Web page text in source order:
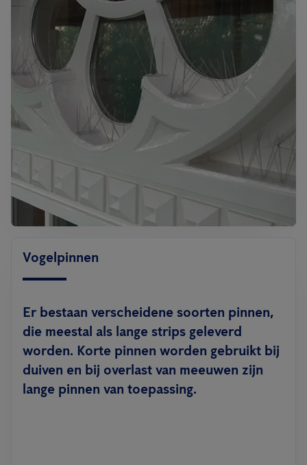
Vogelpinnen
Er bestaan verscheidene soorten pinnen,
die meestal als lange strips geleverd
worden. Korte pinnen worden gebruikt bij
duiven en bij overlast van meeuwen zijn
lange pinnen van toepassing.